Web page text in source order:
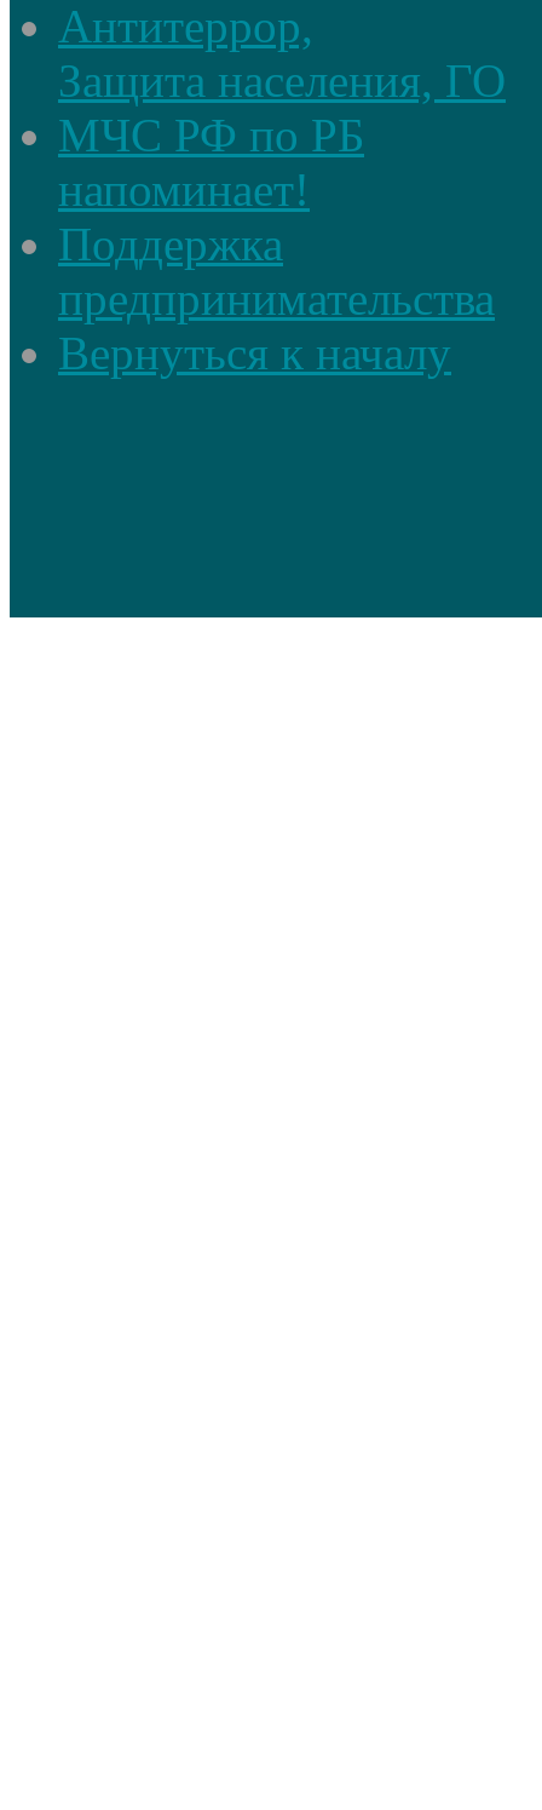
Антитеррор,
Защита населения, ГО
МЧС РФ по РБ
напоминает!
Поддержка
предпринимательства
Вернуться к началу